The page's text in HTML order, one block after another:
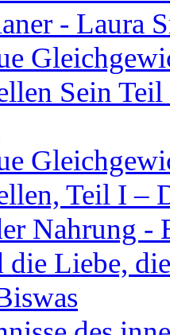
- Laura
Sein
Teil I –
Nahrung -
die Liebe,